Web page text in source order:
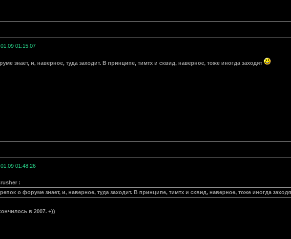
01:15:07
знает, и, наверное, туда заходит. В принципе, тимтх и сквид, наверное, тоже иногда заходят
01:48:26
:
о форуме знает, и, наверное, туда заходит. В принципе, тимтх и сквид, наверное, тоже иногда
в 2007. +))